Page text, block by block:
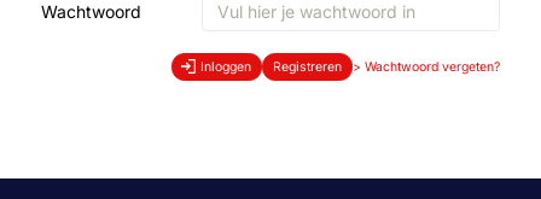
Wachtwoord
Inloggen Registreren > Wachtwoord vergeten?